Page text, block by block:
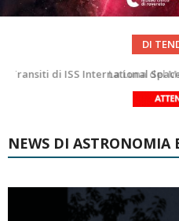
DI
La Luna del Mese
Le costellazioni di
NEWS DI ASTRONOMIA